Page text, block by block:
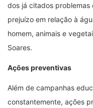
dos já citados
prejuízo em relação à
homem, animais e
Soares.
Ações preventivas
Além de campanhas
constantemente, ações